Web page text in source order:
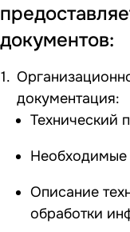
документов:
документация:
Технический
Необходимые
Описание
обработки